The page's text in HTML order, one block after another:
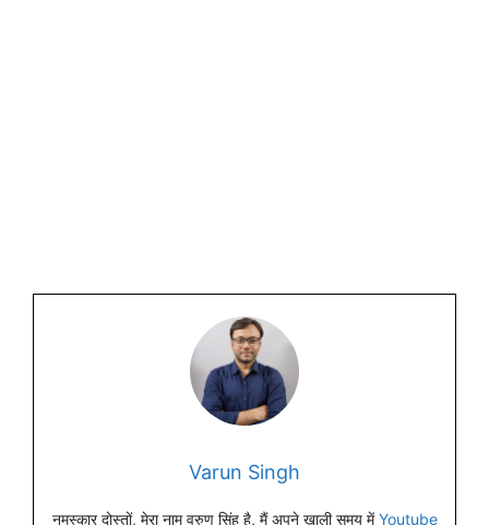
Varun Singh
नमस्कार दोस्तों, मेरा नाम वरुण सिंह है, मैं अपने खाली समय मेंYoutube